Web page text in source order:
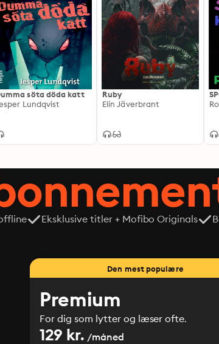
söta döda katt
Lundqvist
Ruby
Elin Jäverbrant
Eksklusive titler + Mofibo Originals
Den mest populære
Premium
For dig som lytter og læser ofte.
129 kr. /måned